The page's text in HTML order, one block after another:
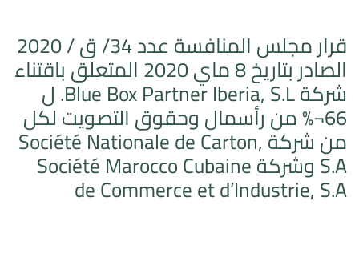
قرار مجلس المنافسة عدد 34/ ق / 2020
الصادر بتاريخ 8 ماي 2020 المتعلق باقتناء
شركة Blue Box Partner Iberia, S.L. ل
66¬% من رأسمال وحقوق التصويت لكل
من شركة Société Nationale de Carton,
S.A وشركة Société Marocco Cubaine
de Commerce et d’Industrie, S.A